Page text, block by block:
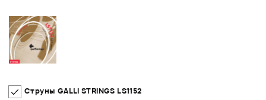
Струны GALLI STRINGS LS1152